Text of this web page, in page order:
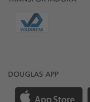
DOUGLAS APP